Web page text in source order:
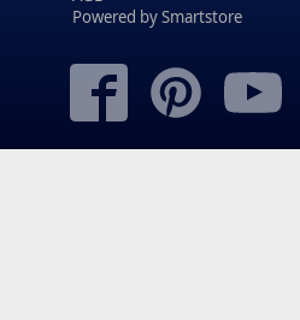
Powered bySmartstore